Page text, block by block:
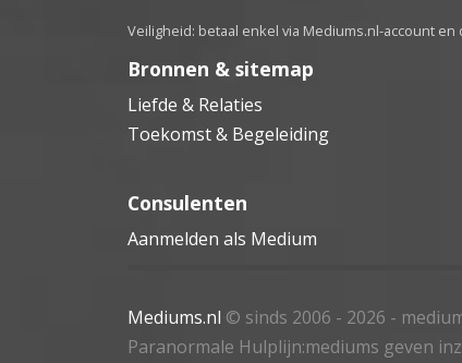
Veiligheid: betaal enkel via Mediums.nl-account
Bronnen & sitemap
Liefde & Relaties
Toekomst & Begeleiding
Consulenten
Aanmelden als Medium
Mediums.nl © sinds 2006 - 2026 -
Paranormale Hulplijn:mediums geven